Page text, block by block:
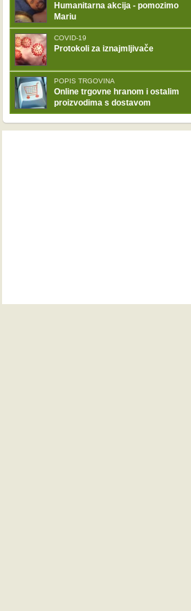
Humanitarna akcija - pomozimo
Mariu
COVID-19
Protokoli za iznajmljivače
POPIS TRGOVINA
Online trgovne hranom i ostalim
proizvodima s dostavom